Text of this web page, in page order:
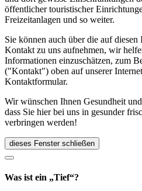
öffentlicher touristischer
Freizeitanlagen und so weiter.
Sie können auch über die auf diesen
Kontakt zu uns aufnehmen, wir
Informationen einzuschätzen, zum
("Kontakt") oben auf unserer
Kontaktformular.
Wir wünschen Ihnen Gesundheit
dass Sie hier bei uns in gesunder
verbringen werden!
dieses Fenster schließen
Was ist ein „Tief“?